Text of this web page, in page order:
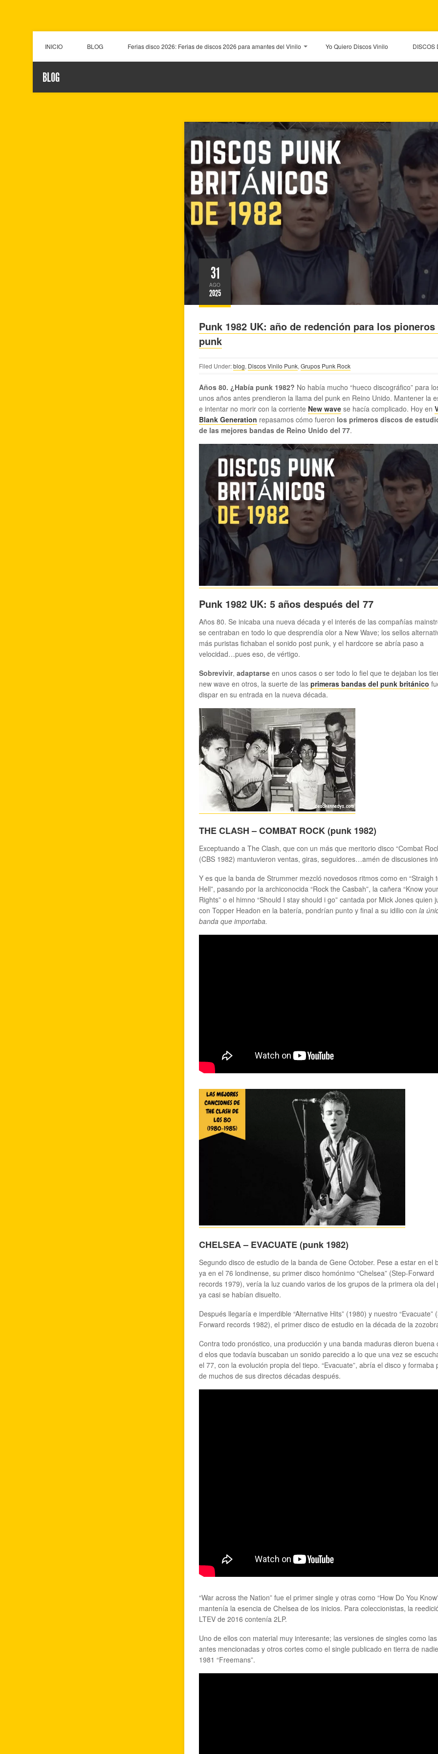
INICIO BLOG Ferias disco 2026: Ferias de discos 2026 para amantes del Vinilo Yo Quiero Discos Vinilo DISCOS
BLOG
31
AGO
2025
Punk 1982 UK: año de redención para los pioneros
punk
Filed Under:blog, Discos Vinilo Punk, Grupos Punk Rock
Años 80. ¿Había punk 1982? No había mucho “hueco discográfico” para
unos años antes prendieron la llama del punk en Reino Unido. Mantener la
e intentar no morir con la corriente New wave se hacía complicado. Hoy en
Blank Generation repasamos cómo fueron los primeros discos de
de las mejores bandas de Reino Unido del 77.
Punk 1982 UK: 5 años después del 77
Años 80. Se inicaba una nueva década y el interés de las compañías
se centraban en todo lo que desprendía olor a New Wave; los sellos
más puristas fichaban el sonido post punk, y el hardcore se abría paso a
velocidad…pues eso, de vértigo.
Sobrevivir, adaptarse en unos casos o ser todo lo fiel que te dejaban los
new wave en otros, la suerte de las primeras bandas del punk británico
dispar en su entrada en la nueva década.
THE CLASH – COMBAT ROCK (punk 1982)
Exceptuando a The Clash, que con un más que meritorio disco “Combat
(CBS 1982) mantuvieron ventas, giras, seguidores…amén de discusiones
Y es que la banda de Strummer mezcló novedosos ritmos como en “Straigh
Hell”, pasando por la archiconocida “Rock the Casbah”, la cañera “Know your
Rights” o el himno “Should I stay should i go” cantada por Mick Jones quien
con Topper Headon en la batería, pondrían punto y final a su idilio con la
banda que importaba.
CHELSEA – EVACUATE (punk 1982)
Segundo disco de estudio de la banda de Gene October. Pese a estar en el
ya en el 76 londinense, su primer disco homónimo “Chelsea” (Step-Forward
records 1979), vería la luz cuando varios de los grupos de la primera ola del
ya casi se habían disuelto.
Después llegaría e imperdible “Alternative Hits” (1980) y nuestro “Evacuate”
Forward records 1982), el primer disco de estudio en la década de la
Contra todo pronóstico, una producción y una banda maduras dieron buena
d elos que todavía buscaban un sonido parecido a lo que una vez se
el 77, con la evolución propia del tiepo. “Evacuate”, abría el disco y formaba
de muchos de sus directos décadas después.
“War across the Nation” fue el primer single y otras como “How Do You
mantenía la esencia de Chelsea de los inicios. Para coleccionistas, la
LTEV de 2016 contenía 2LP.
Uno de ellos con material muy interesante; las versiones de singles como
antes mencionadas y otros cortes como el single publicado en tierra de
1981 “Freemans”.